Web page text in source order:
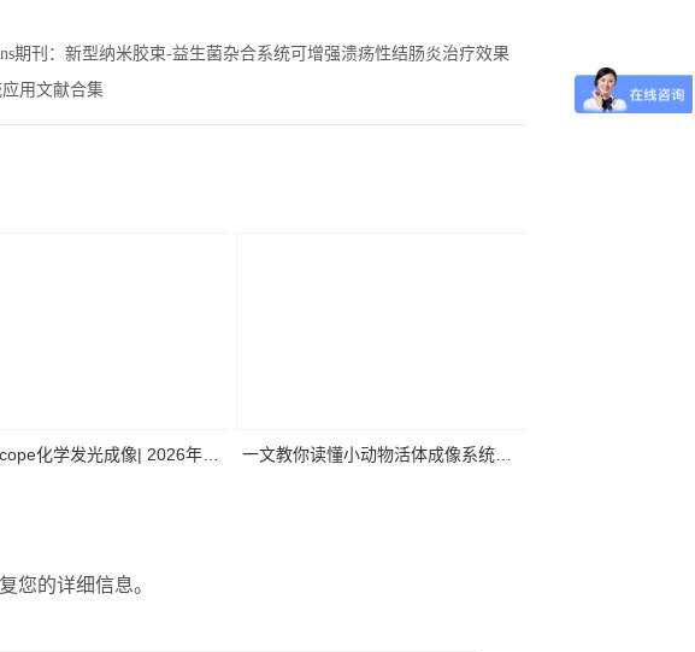
期刊：新型纳米胶束-益生菌杂合系统可增强溃疡性结肠炎治疗效果
用文献合集
化学发光成像| 2026年第 一文教你读懂小动物活体成像系统关
您的详细信息。